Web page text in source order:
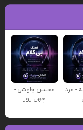
- مرد
محسن چاوشی -
چهل روز